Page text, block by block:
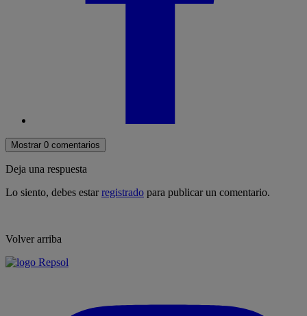
Mostrar 0 comentarios
Deja una respuesta
Lo siento, debes estarregistrado para publicar un comentario.
Volver arriba